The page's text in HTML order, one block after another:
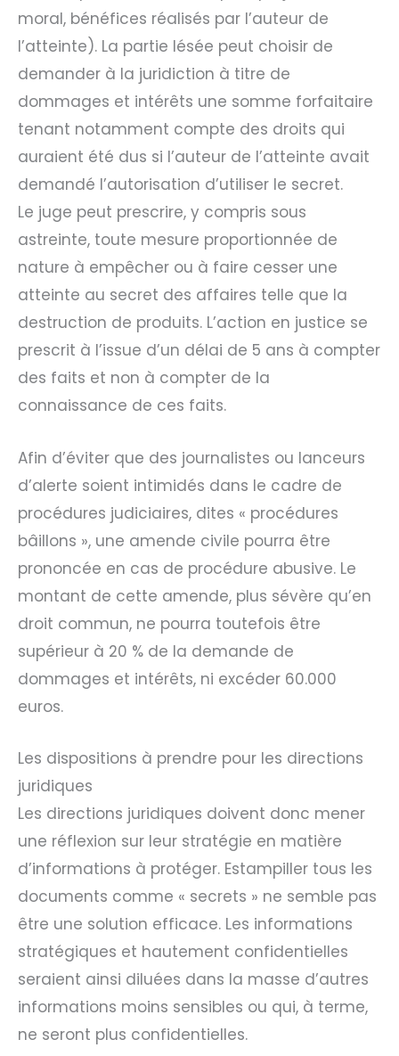
moral, bénéfices réalisés par l’auteur de
l’atteinte). La partie lésée peut choisir de
demander à la juridiction à titre de
dommages et intérêts une somme forfaitaire
tenant notamment compte des droits qui
auraient été dus si l’auteur de l’atteinte avait
demandé l’autorisation d’utiliser le secret.
Le juge peut prescrire, y compris sous
astreinte, toute mesure proportionnée de
nature à empêcher ou à faire cesser une
atteinte au secret des affaires telle que la
destruction de produits. L’action en justice se
prescrit à l’issue d’un délai de 5 ans à compter
des faits et non à compter de la
connaissance de ces faits.
Afin d’éviter que des journalistes ou lanceurs
d’alerte soient intimidés dans le cadre de
procédures judiciaires, dites « procédures
bâillons », une amende civile pourra être
prononcée en cas de procédure abusive. Le
montant de cette amende, plus sévère qu’en
droit commun, ne pourra toutefois être
supérieur à 20 % de la demande de
dommages et intérêts, ni excéder 60.000
euros.
Les dispositions à prendre pour les directions
juridiques
Les directions juridiques doivent donc mener
une réflexion sur leur stratégie en matière
d’informations à protéger. Estampiller tous les
documents comme « secrets » ne semble pas
être une solution efficace. Les informations
stratégiques et hautement confidentielles
seraient ainsi diluées dans la masse d’autres
informations moins sensibles ou qui, à terme,
ne seront plus confidentielles.